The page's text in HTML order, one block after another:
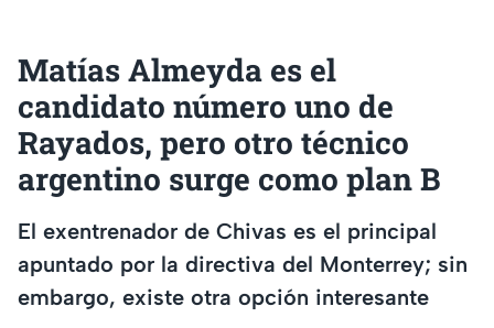
Matías Almeyda es el
candidato número uno de
Rayados, pero otro técnico
argentino surge como plan B
El exentrenador de Chivas es el principal
apuntado por la directiva del Monterrey; sin
embargo, existe otra opción interesante